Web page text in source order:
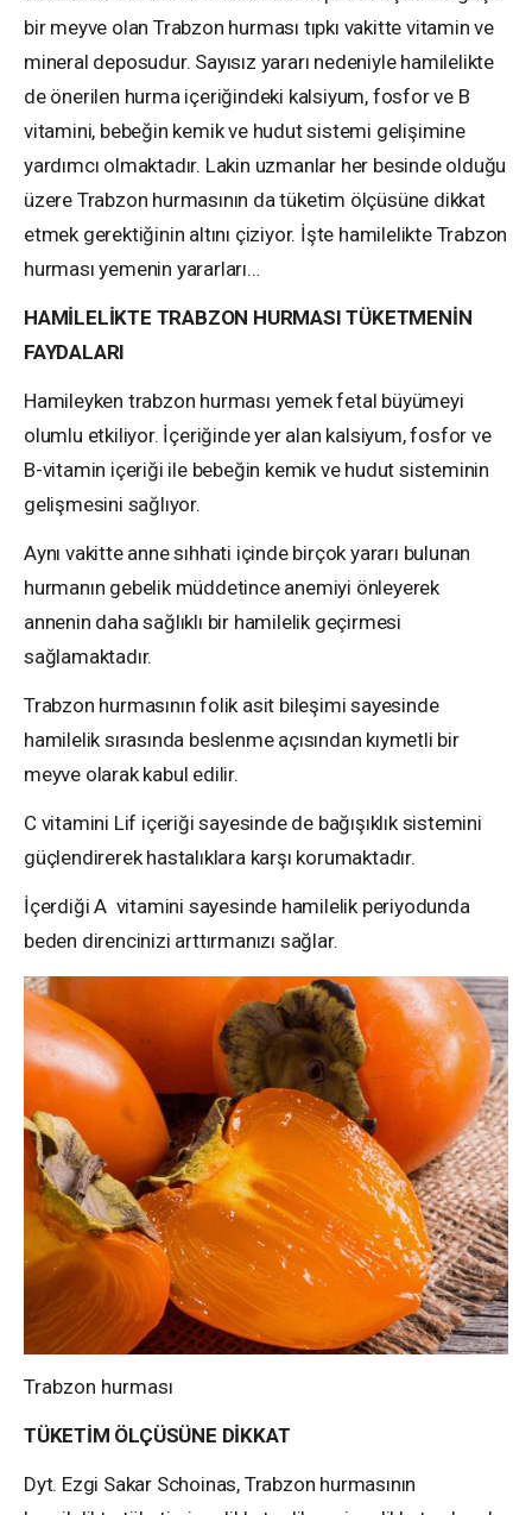
bir meyve olan Trabzon hurması tıpkı vakitte vitamin ve
mineral deposudur. Sayısız yararı nedeniyle hamilelikte
de önerilen hurma içeriğindeki kalsiyum, fosfor ve B
vitamini, bebeğin kemik ve hudut sistemi gelişimine
yardımcı olmaktadır. Lakin uzmanlar her besinde olduğu
üzere Trabzon hurmasının da tüketim ölçüsüne dikkat
etmek gerektiğinin altını çiziyor. İşte hamilelikte Trabzon
hurması yemenin yararları…
HAMİLELİKTE TRABZON HURMASI TÜKETMENİN
FAYDALARI
Hamileyken trabzon hurması yemek fetal büyümeyi
olumlu etkiliyor. İçeriğinde yer alan kalsiyum, fosfor ve
B-vitamin içeriği ile bebeğin kemik ve hudut sisteminin
gelişmesini sağlıyor.
Aynı vakitte anne sıhhati içinde birçok yararı bulunan
hurmanın gebelik müddetince anemiyi önleyerek
annenin daha sağlıklı bir hamilelik geçirmesi
sağlamaktadır.
Trabzon hurmasının folik asit bileşimi sayesinde
hamilelik sırasında beslenme açısından kıymetli bir
meyve olarak kabul edilir.
C vitamini Lif içeriği sayesinde de bağışıklık sistemini
güçlendirerek hastalıklara karşı korumaktadır.
İçerdiği A vitamini sayesinde hamilelik periyodunda
beden direncinizi arttırmanızı sağlar.
Trabzon hurması
TÜKETİM ÖLÇÜSÜNE DİKKAT
Dyt. Ezgi Sakar Schoinas, Trabzon hurmasının